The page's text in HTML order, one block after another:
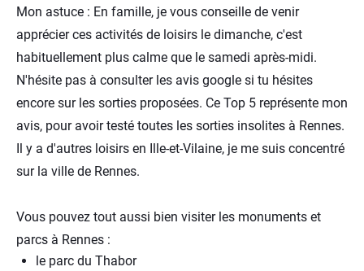
Mon astuce : En famille, je vous conseille de venir
apprécier ces activités de loisirs le dimanche, c'est
habituellement plus calme que le samedi après-midi.
N'hésite pas à consulter les avis google si tu hésites
encore sur les sorties proposées. Ce Top 5 représente mon
avis, pour avoir testé toutes les sorties insolites à Rennes.
Il y a d'autres loisirs en Ille-et-Vilaine, je me suis concentré
sur la ville de Rennes.
Vous pouvez tout aussi bien visiter les monuments et
parcs à Rennes :
le parc du Thabor